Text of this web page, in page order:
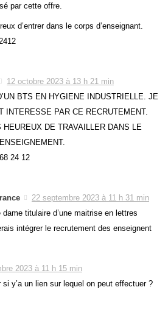
par cette offre.
d’entrer dans le corps d’enseignant.
12 octobre 2023 à 13 h 21 min
BTS EN HYGIENE INDUSTRIELLE. JE
INTERESSE PAR CE RECRUTEMENT.
DE TRAVAILLER DANS LE
24 12
22 septembre 2023 à 11 h 31 min
titulaire d’une maitrise en lettres
intégrer le recrutement des enseignent
2023 à 11 h 15 min
si y’a un lien sur lequel on peut effectuer ?